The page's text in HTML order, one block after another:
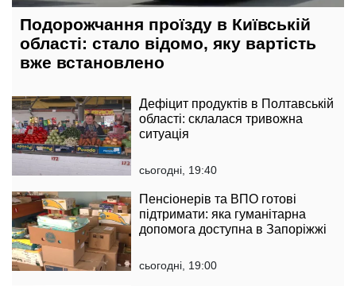
Подорожчання проїзду в Київській
області: стало відомо, яку вартість
вже встановлено
Дефіцит продуктів в Полтавській
області: склалася тривожна
ситуація
сьогодні, 19:40
Пенсіонерів та ВПО готові
підтримати: яка гуманітарна
допомога доступна в Запоріжжі
сьогодні, 19:00